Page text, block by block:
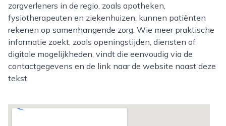
zorgverleners in de regio, zoals apotheken,
fysiotherapeuten en ziekenhuizen, kunnen patiënten
rekenen op samenhangende zorg. Wie meer praktische
informatie zoekt, zoals openingstijden, diensten of
digitale mogelijkheden, vindt die eenvoudig via de
contactgegevens en de link naar de website naast deze
tekst.